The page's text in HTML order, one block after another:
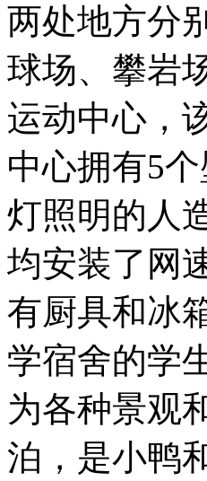
两处地方分
球场、攀岩
运动中心，
中心拥有5
灯照明的人
均安装了网
有厨具和冰
学宿舍的学
为各种景观
泊，是小鸭